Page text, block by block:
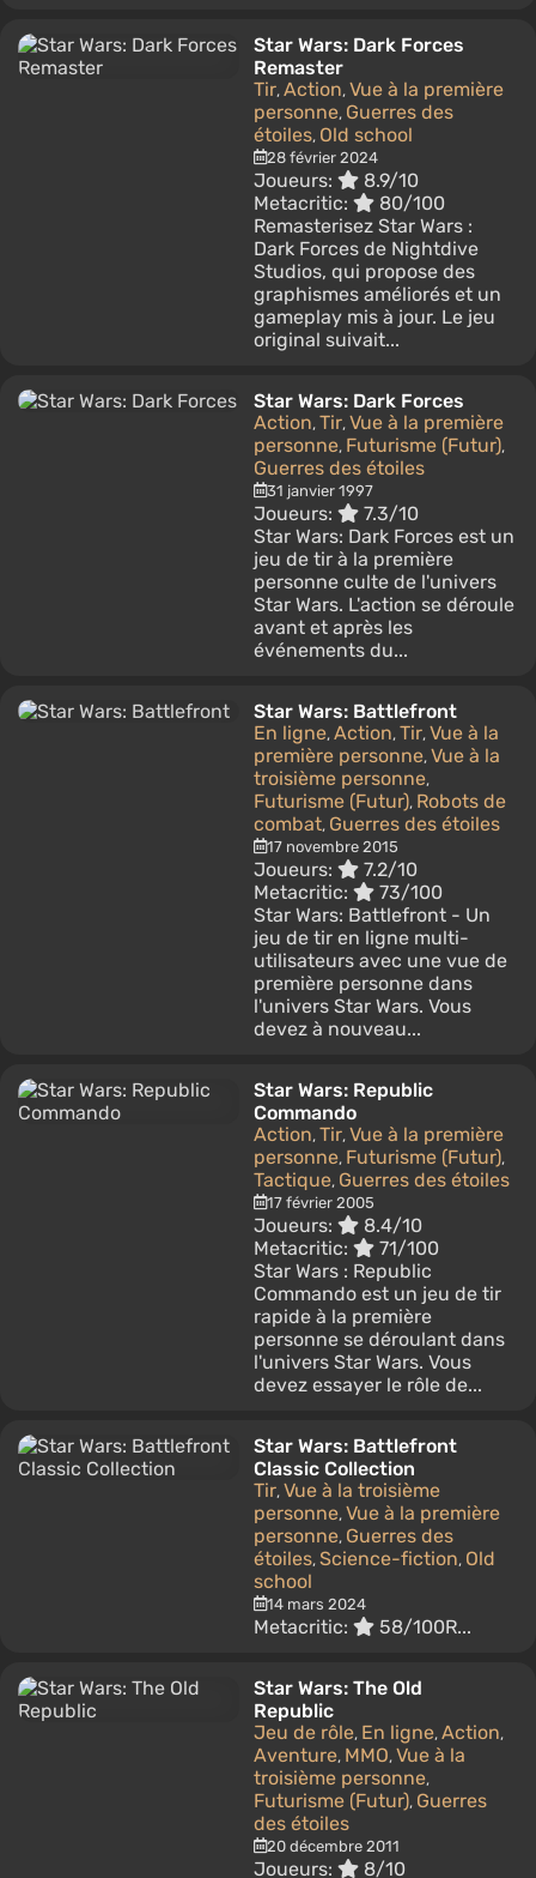
Star Wars: Dark Forces
Remaster
Tir, Action, Vue à la première
personne, Guerres des
étoiles, Old school
28 février 2024
Joueurs:
8.9/10
Metacritic:
80/100
Remasterisez Star Wars :
Dark Forces de Nightdive
Studios, qui propose des
graphismes améliorés et un
gameplay mis à jour. Le jeu
original suivait...
Star Wars: Dark Forces
Action, Tir, Vue à la première
personne, Futurisme (Futur),
Guerres des étoiles
31 janvier 1997
Joueurs:
7.3/10
Star Wars: Dark Forces est un
jeu de tir à la première
personne culte de l'univers
Star Wars. L'action se déroule
avant et après les
événements du...
Star Wars: Battlefront
En ligne, Action, Tir, Vue à la
première personne, Vue à la
troisième personne,
Futurisme (Futur), Robots de
combat, Guerres des étoiles
17 novembre 2015
Joueurs:
7.2/10
Metacritic:
73/100
Star Wars: Battlefront - Un
jeu de tir en ligne multi-
utilisateurs avec une vue de
première personne dans
l'univers Star Wars. Vous
devez à nouveau...
Star Wars: Republic
Commando
Action, Tir, Vue à la première
personne, Futurisme (Futur),
Tactique, Guerres des étoiles
17 février 2005
Joueurs:
8.4/10
Metacritic:
71/100
Star Wars : Republic
Commando est un jeu de tir
rapide à la première
personne se déroulant dans
l'univers Star Wars. Vous
devez essayer le rôle de...
Star Wars: Battlefront
Classic Collection
Tir, Vue à la troisième
personne, Vue à la première
personne, Guerres des
étoiles, Science-fiction, Old
school
14 mars 2024
Metacritic: 58/100R...
Star Wars: The Old
Republic
Jeu de rôle, En ligne, Action,
Aventure, MMO, Vue à la
troisième personne,
Futurisme (Futur), Guerres
des étoiles
20 décembre 2011
Joueurs: 8/10